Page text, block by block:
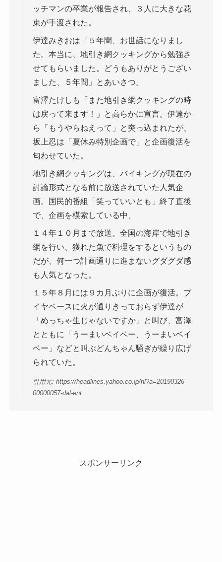
ッチマンの卒業が報告され、３人に大きな花
束が手渡された。
伊達みきおは「５年間、お世話になりまし
た。本当に、地引き網クッキングから勉強さ
せてもらいました。どうもありがとうござい
ました、５年間」とあいさつ。
富澤たけしも「また地引き網クッキングの時
は戻って来ます！」と高らかに宣言。伊達か
ら「もうやらねえって」と突っ込まれたが、
坂上忍は「夏休み特別企画で」と企画復活を
匂わせていた。
地引き網クッキングは、バイキングが現在の
討論形式となる前に放送されていた人気企
画。国民的番組「笑っていいとも」終了直後
で、企画を模索している中、
１４年１０月まで放送。全国の海岸で地引き
網を行い、獲れた魚で料理をするというもの
だが、何一つ計画通りに進まないグダグダ感
も人気となった。
１５年８月には９カ月ぶりに企画が復活。ブ
イヤベースに火が通りきっておらず伊達が
「めっちゃ生じゃないですか」と叫び、富澤
とともに「うーまいベイベー、うーまいベイ
ベー」などと叫ぶどんちゃん騒ぎが繰り広げ
られていた。
引用元: https://headlines.yahoo.co.jp/hl?a=20190326-
00000057-dal-ent
スポンサーリンク